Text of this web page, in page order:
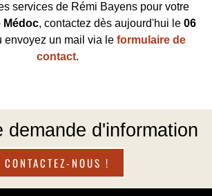
services de Rémi Bayens pour votre
Médoc, contactez dès aujourd'hui le 06
envoyez un mail via le formulaire de
contact.
demande d'information
CONTACTEZ-NOUS !